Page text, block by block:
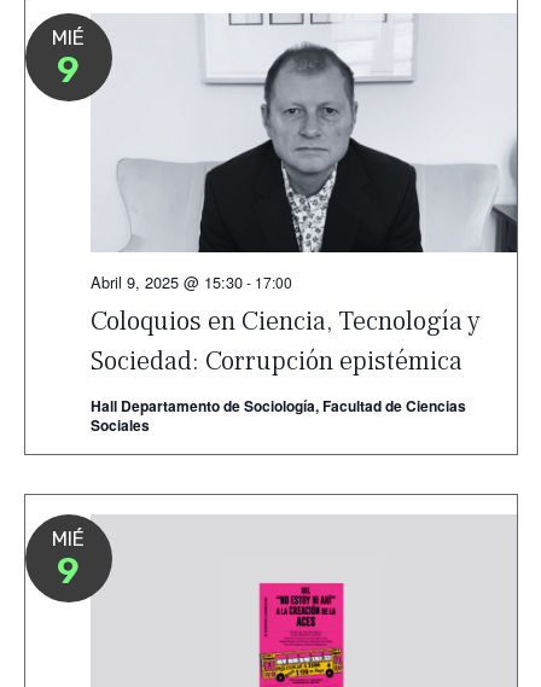
MIÉ
9
Coloquios en Ciencia, Tecnología y
Sociedad: Corrupción epistémica
Abril 9, 2025 @ 15:30- 17:00
Hall Departamento de Sociología, Facultad de Ciencias
Sociales
MIÉ
9